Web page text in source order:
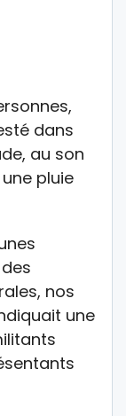
dans
au son
pluie
nos
une